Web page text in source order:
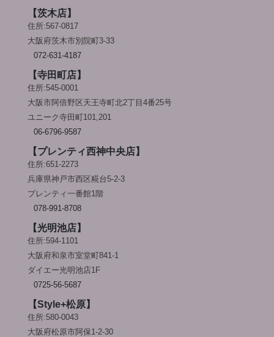
【茨木店】
住所:567-0817
大阪府茨木市別院町3-33
072-631-4187
【寺田町店】
住所:545-0001
大阪市阿倍野区天王寺町北2丁目4番25号
ユニーク寺田町101,201
06-6796-9587
【プレンティ西神中央店】
住所:651-2273
兵庫県神戸市西区糀台5-2-3
プレンティ一番館1階
078-991-8708
【光明池店】
住所:594-1101
大阪府和泉市室堂町841-1
ダイエー光明池店1F
0725-56-5687
【Style+松原】
住所:580-0043
大阪府松原市阿保1-2-30